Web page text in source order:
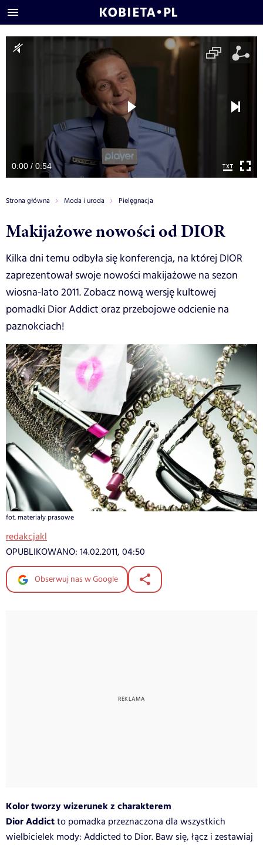
0:00 / 0:54
Strona główna Moda i uroda Pielęgnacja
Makijażowe nowości od DIOR
Kilka dni temu odbyła się konferencja, na której DIOR
zaprezentował swoje nowości makijażowe na sezon
wiosna-lato 2011. Zobacz nową wersję kultowej
pomadki Dior Addict oraz przebojowe odcienie na
paznokciach!
fot. materiały prasowe
redakcjakl
OPUBLIKOWANO: 14.02.2011, 04:50
Obserwuj nas w Google
Kolor tworzy wizerunek z charakterem
Dior Addictto pomadka przeznaczona dla wszystkich
wielbicielek mody: Addicted to Dior. Baw się, łącz i zestawiaj